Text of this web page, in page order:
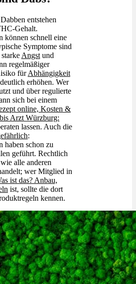
entstehen
Gehalt.
können schnell eine
Symptome sind
starke Angst und
regelmäßiger
fürAbhängigkeit
erhöhen. Wer
und über regulierte
sich bei einem
online, Kosten &
Arzt Würzburg:
lassen. Auch die
:
haben schon zu
geführt. Rechtlich
alle anderen
wer Mitglied in
ist das? Anbau,
ist, sollte die dort
kennen.